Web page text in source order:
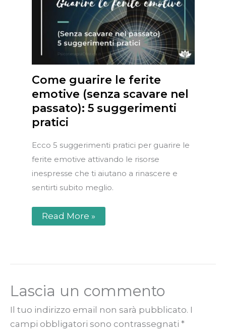
Come guarire le ferite
emotive (senza scavare nel
passato): 5 suggerimenti
pratici
Ecco 5 suggerimenti pratici per guarire le
ferite emotive attivando le risorse
inespresse che ti aiutano a rinascere e
sentirti subito meglio.
Read More »
Lascia un commento
Il tuo indirizzo email non sarà pubblicato. I
campi obbligatori sono contrassegnati *